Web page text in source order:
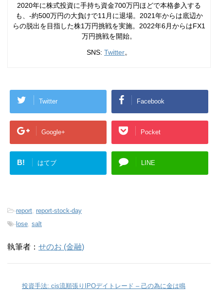
2020年に株式投資に手持ち資金700万円ほどで本格参入する
も、-約500万円の大負けで11月に退場。2021年からは底辺か
らの脱出を目指した株1万円挑戦を実施。2022年6月からはFX1
万円挑戦を開始。
SNS: Twitter。
Twitter Facebook
Google+ Pocket
B! はてブ LINE
-report report-stock-day
-lose salt
執筆者： せのお (金融)
投資手法: cis流順張りIPOデイトレード – 己の為に金は鳴